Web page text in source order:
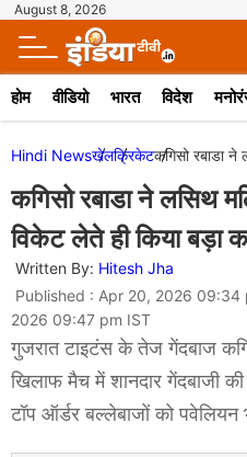
August 8, 2026
होम वीडियो भारत विदेश
Hindi Newsखेलक्रिकेटकगिसो रबाडा ने
कगिसो रबाडा ने लसिथ
विकेट लेते ही किया बड़ा
Written By: Hitesh Jha
Published : Apr 20, 2026
2026 09:47 pm IST
गुजरात टाइटंस के तेज गेंदबाज
खिलाफ मैच में शानदार गेंदबाजी
टॉप ऑर्डर बल्लेबाजों को पवेलियन